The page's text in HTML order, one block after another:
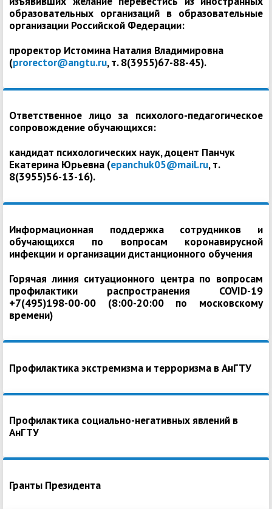
образовательных организаций в образовательные
организации Российской Федерации:
проректор Истомина Наталия Владимировна
(prorector@angtu.ru, т. 8(3955)67-88-45).
Ответственное лицо за психолого-педагогическое
сопровождение обучающихся:
кандидат психологических наук, доцент Панчук
Екатерина Юрьевна (epanchuk05@mail.ru, т.
8(3955)56-13-16).
Информационная поддержка сотрудников и
обучающихся по вопросам коронавирусной
инфекции и организации дистанционного обучения
Горячая линия ситуационного центра по вопросам
профилактики распространения COVID-19
+7(495)198-00-00 (8:00-20:00 по московскому
времени)
Профилактика экстремизма и терроризма в АнГТУ
Профилактика социально-негативных явлений в
АнГТУ
Гранты Президента